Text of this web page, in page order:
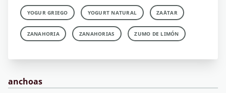
YOGUR GRIEGO YOGURT NATURAL ZA´ATAR
ZANAHORIA ZANAHORIAS ZUMO DE LIMÓN
anchoas